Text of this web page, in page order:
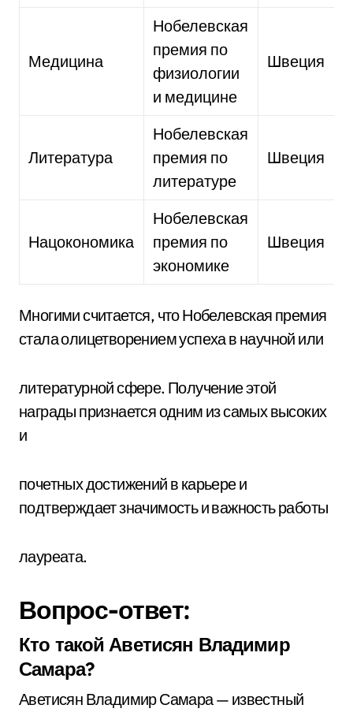
Медицина
Нобелевская
премия по
физиологии
и медицине
Швеция
Литература
Нобелевская
премия по
литературе
Швеция
Нацокономика
Нобелевская
премия по
экономике
Швеция
Многими считается, что Нобелевская премия
стала олицетворением успеха в научной или
литературной сфере. Получение этой
награды признается одним из самых высоких
и
почетных достижений в карьере и
подтверждает значимость и важность работы
лауреата.
Вопрос-ответ:
Кто такой Аветисян Владимир
Самара?
Аветисян Владимир Самара — известный